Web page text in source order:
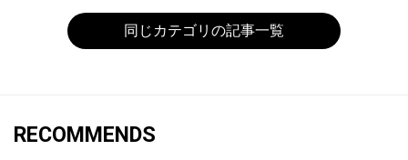
同じカテゴリの記事一覧
RECOMMENDS